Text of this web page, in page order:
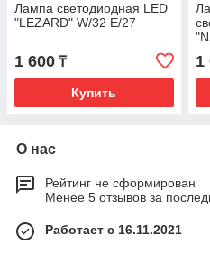
Лампа светодиодная LED
"LEZARD" W/32 Е/27
1 600 ₸
Купить
1
О нас
Рейтинг не сформирован
Менее 5 отзывов за
Работает с 16.11.2021